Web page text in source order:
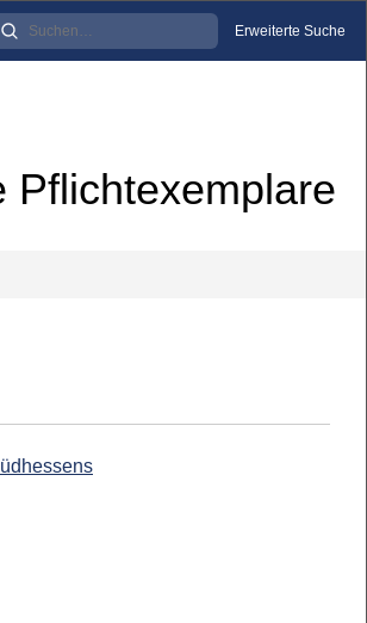
Erweiterte Suche
Pflichtexemplare